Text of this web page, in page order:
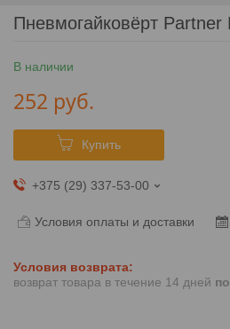
Пневмогайковёрт
В наличии
252 руб.
Купить
+375 (29) 337-53-00
Условия оплаты и доставки
возврат товара в течение 14 дней